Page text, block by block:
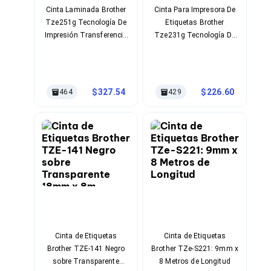
Soportes para Monitores
Monitores Portátiles
Filtros de Privacidad para Monitores
Memorias RAM para Servidores
Memorias USB
Lectores de Memoria
Memorias Flash
Componentes
Tarjetas de Expansión
Tarjetas PCI Express
Enfriamiento y Ventilación
Disipadores para CPU
Pasta Térmica
Cinta Laminada Brother
Tze251g Tecnología De
Impresión Transferencia
464 327.54
Cinta Para Impresora De
Etiquetas Brother
Tze231g Tecnología De
429 226.60
Cinta de Etiquetas
Brother TZE-141 Negro
sobre Transparente
Cinta de Etiquetas
Brother TZe-S221: 9mm x
8 Metros de Longitud